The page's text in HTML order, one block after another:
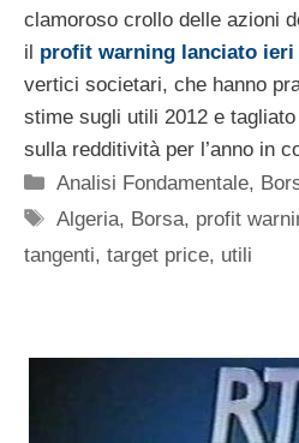
clamoroso crollo delle azioni
il profit warning lanciato
vertici societari, che hanno
stime sugli utili 2012 e
sulla redditività per l’anno in
Categorie
Analisi Fondamentale,
Tag
Algeria, Borsa, profit
tangenti, target price, utili